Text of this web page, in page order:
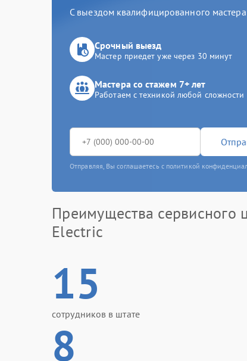
С выездом квалифицированного мастера
Срочный выезд
Мастер приедет уже через 30 минут
Мастера со стажем 7+ лет
Работаем с техникой любой сложности
Отправляя, Вы соглашаетесь с политикой
Преимущества сервисного
Electric
15
сотрудников в штате
8